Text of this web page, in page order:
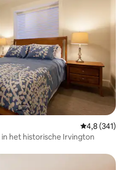
Gemiddelde
4,8 (341)
het historische Irvington